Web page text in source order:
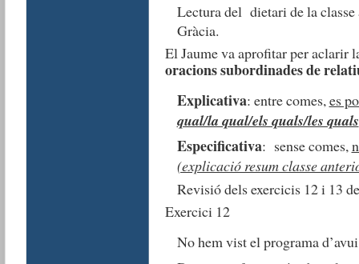
Lectura del dietari de la classe
Gràcia.
El Jaume va aprofitar per aclarir
oracions subordinades de
Explicativa: entre comes, es
qual/la qual/els quals/les quals
Especificativa: sense comes,
(explicació resum classe
Revisió dels exercicis 12 i 13
Exercici 12
No hem vist el programa